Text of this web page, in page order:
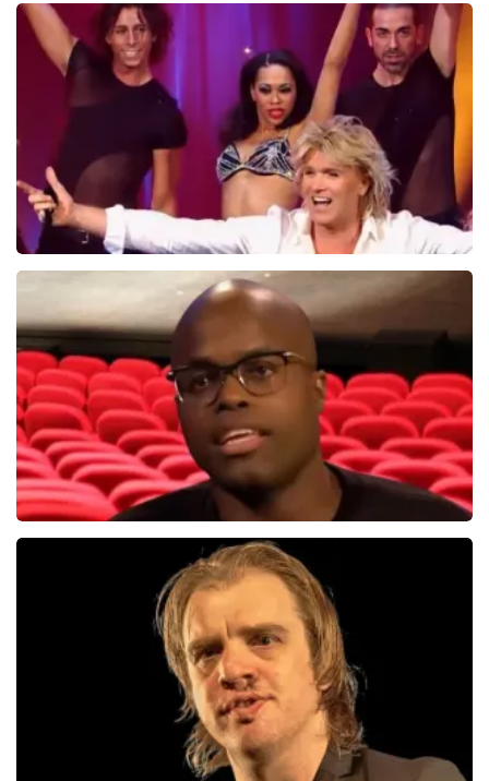
Ilse DeLange
274+
BEKIJKEN
Hans Klok
314+ reviews
BEKIJKEN
Jandino Asporaat
499+reviews
BEKIJKEN